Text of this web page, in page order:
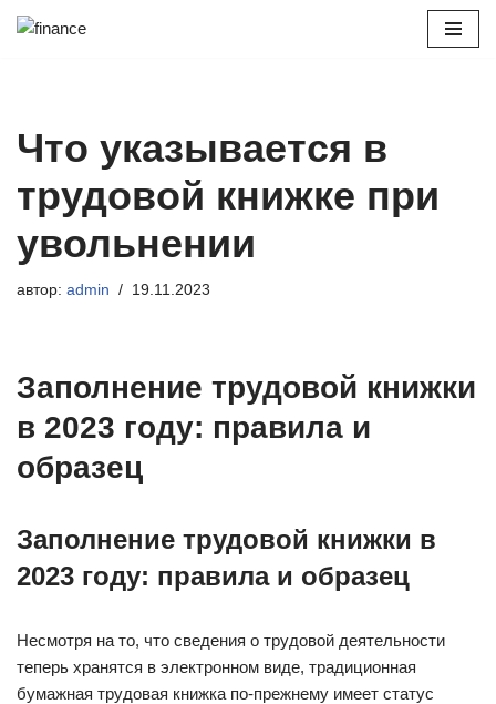
Что указывается в
трудовой книжке при
увольнении
автор: admin 19.11.2023
Заполнение трудовой книжки
в 2023 году: правила и
образец
Заполнение трудовой книжки в
2023 году: правила и образец
Несмотря на то, что сведения о трудовой деятельности
теперь хранятся в электронном виде, традиционная
бумажная трудовая книжка по-прежнему имеет статус